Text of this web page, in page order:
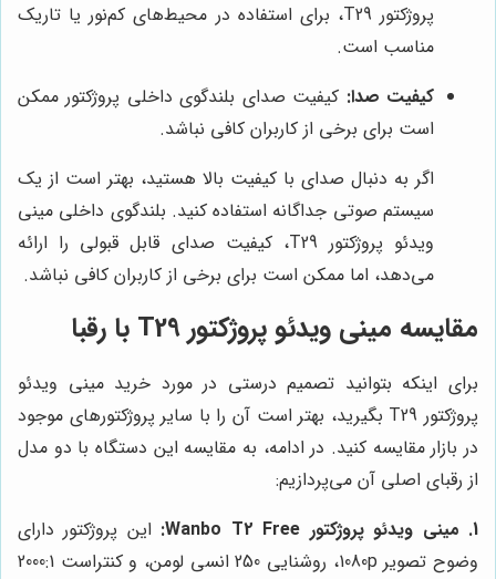
پروژکتور T29، برای استفاده در محیط‌های کم‌نور یا تاریک
مناسب است.
کیفیت صدا: کیفیت صدای بلندگوی داخلی پروژکتور ممکن
است برای برخی از کاربران کافی نباشد.
اگر به دنبال صدای با کیفیت بالا هستید، بهتر است از یک
سیستم صوتی جداگانه استفاده کنید. بلندگوی داخلی مینی
ویدئو پروژکتور T29، کیفیت صدای قابل قبولی را ارائه
می‌دهد، اما ممکن است برای برخی از کاربران کافی نباشد.
مقایسه مینی ویدئو پروژکتور T29 با رقبا
برای اینکه بتوانید تصمیم درستی در مورد خرید مینی ویدئو
پروژکتور T29 بگیرید، بهتر است آن را با سایر پروژکتورهای موجود
در بازار مقایسه کنید. در ادامه، به مقایسه این دستگاه با دو مدل
از رقبای اصلی آن می‌پردازیم:
1. مینی ویدئو پروژکتور Wanbo T2 Free:
این پروژکتور دارای
وضوح تصویر 1080p، روشنایی 250 انسی لومن، و کنتراست 2000:1